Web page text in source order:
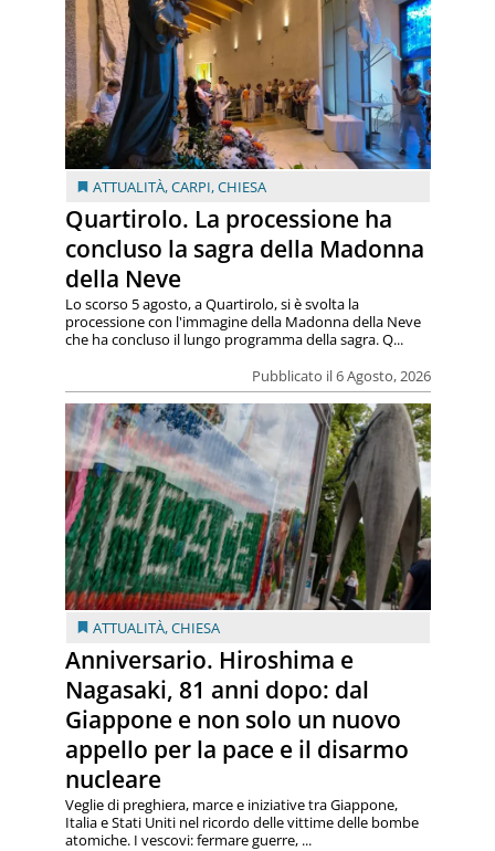
ATTUALITÀ,CARPI,CHIESA
Quartirolo. La processione ha
concluso la sagra della Madonna
della Neve
Pubblicato il 6 Agosto, 2026
Lo scorso 5 agosto, a Quartirolo, si è svolta la
processione con l'immagine della Madonna della Neve
che ha concluso il lungo programma della sagra. Q...
ATTUALITÀ,CHIESA
Anniversario. Hiroshima e
Nagasaki, 81 anni dopo: dal
Giappone e non solo un nuovo
appello per la pace e il disarmo
nucleare
Veglie di preghiera, marce e iniziative tra Giappone,
Italia e Stati Uniti nel ricordo delle vittime delle bombe
atomiche. I vescovi: fermare guerre, ...